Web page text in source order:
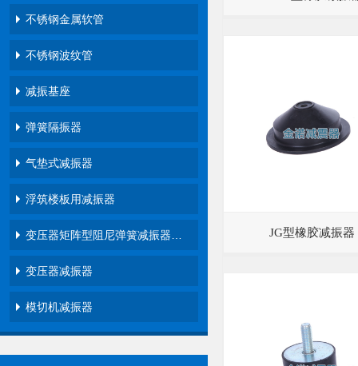
不锈钢金属软管
不锈钢波纹管
减振基座
弹簧隔振器
气垫式减振器
浮筑楼板用减振器
变压器矩阵型阻尼弹簧减振器…
变压器减振器
模切机减振器
JG型橡胶减振器